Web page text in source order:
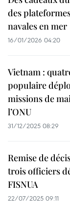
des
navales en mer
16/01/2026 04:20
Vietnam :
populaire
missions de
l’ONU
31/12/2025 08:29
Remise de
trois officiers
FISNUA
22/07/2025 09:11